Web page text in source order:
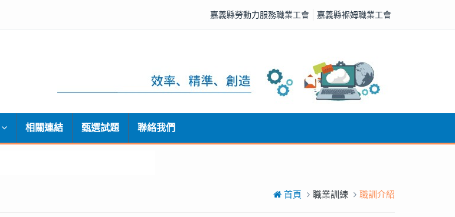
嘉義縣勞動力服務職業工會 嘉義縣褓姆職業工會
相關連結 甄選試題 聯絡我們
首頁 職業訓練 職訓介紹